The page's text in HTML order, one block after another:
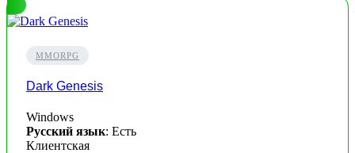
MMORPG
Dark Genesis
Windows
Русский язык: Есть
Клиентская